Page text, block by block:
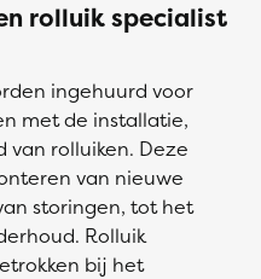
rolluik specialist
ingehuurd voor
met de installatie,
rolluiken. Deze
van nieuwe
storingen, tot het
Rolluik
bij het